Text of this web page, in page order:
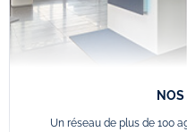
NOS
Un réseau de plus de 100